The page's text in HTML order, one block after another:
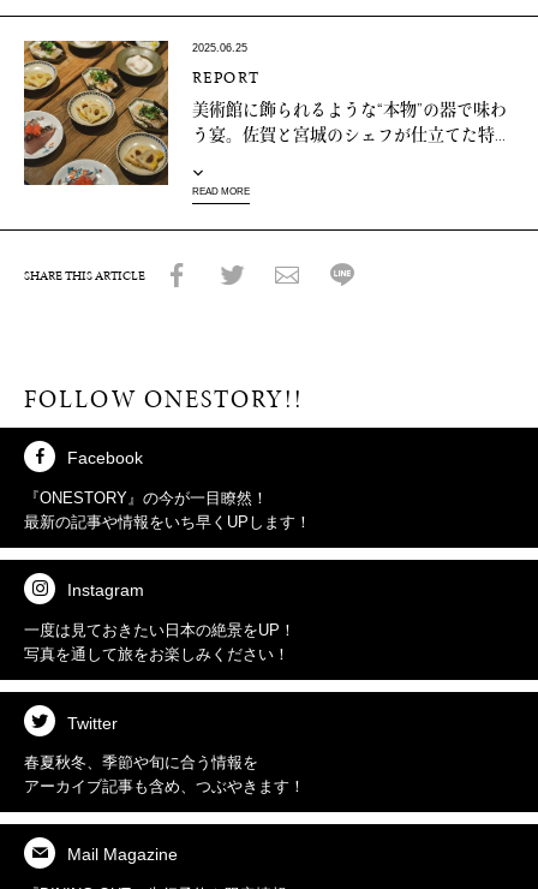
2025.06.25
REPORT
美術館に飾られるような“本物”の器で味わ
う宴。佐賀と宮城のシェフが仕立てた特...
READ MORE
SHARE THIS ARTICLE
FOLLOW ONESTORY!!
Facebook
『ONESTORY』の今が一目瞭然！
最新の記事や情報をいち早くUPします！
Instagram
一度は見ておきたい 日本の絶景をUP！
写真を通して旅をお楽しみください！
Twitter
春夏秋冬、季節や旬に合う情報を
アーカイブ記事も含め、 つぶやきます！
Mail Magazine